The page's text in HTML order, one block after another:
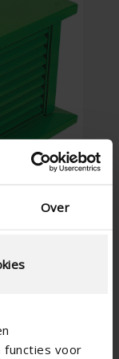
Over
functies voor